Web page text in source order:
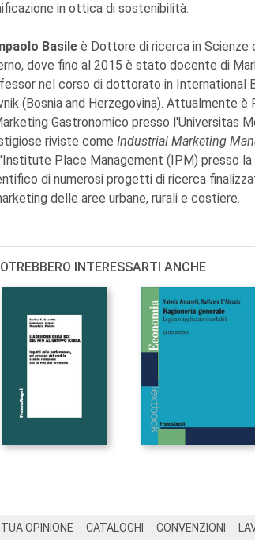
in ottica di sostenibilità.
Basile è Dottore di ricerca in Scienze
dove fino al 2015 è stato docente di
nel corso di dottorato in International
(Bosnia and Herzegovina). Attualmente
Gastronomico presso l'Universitas
riviste come Industrial Marketing
Place Management (IPM) presso
di numerosi progetti di ricerca
delle aree urbane, rurali e costiere.
INTERESSARTI ANCHE
TUA OPINIONE CATALOGHI CONVENZIONI